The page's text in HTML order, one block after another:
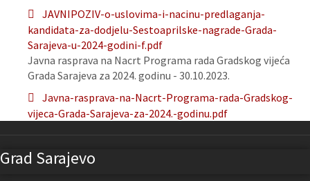
JAVNIPOZIV-o-uslovima-i-nacinu-predlaganja-
kandidata-za-dodjelu-Sestoaprilske-nagrade-Grada-
Sarajeva-u-2024-godini-f.pdf
Javna rasprava na Nacrt Programa rada Gradskog vijeća
Grada Sarajeva za 2024. godinu - 30.10.2023.
Javna-rasprava-na-Nacrt-Programa-rada-Gradskog-
vijeca-Grada-Sarajeva-za-2024.-godinu.pdf
Grad Sarajevo